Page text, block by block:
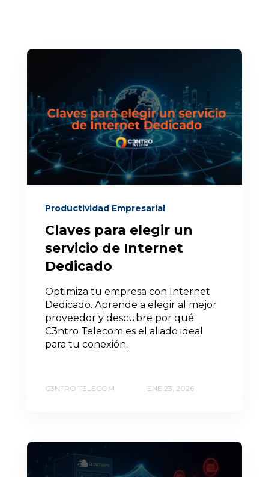
Productividad Empresarial
Claves para elegir un
servicio de Internet
Dedicado
Optimiza tu empresa con Internet
Dedicado. Aprende a elegir al mejor
proveedor y descubre por qué
C3ntro Telecom es el aliado ideal
para tu conexión.
C3NTRO TELECOM ENE 23, 2026